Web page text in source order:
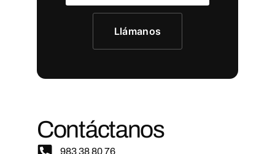
Llámanos
Contáctanos
983 38 80 76